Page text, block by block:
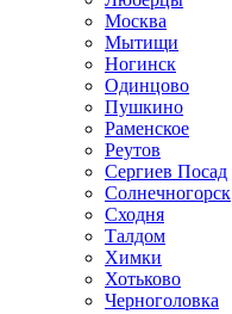
Москва
Мытищи
Ногинск
Одинцово
Пушкино
Раменское
Реутов
Сергиев Посад
Солнечногорск
Сходня
Талдом
Химки
Хотьково
Черноголовка